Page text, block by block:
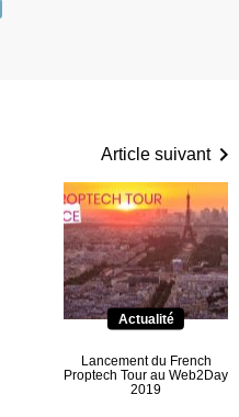
Article suivant
Actualité
Lancement du French
Proptech Tour au Web2Day
2019